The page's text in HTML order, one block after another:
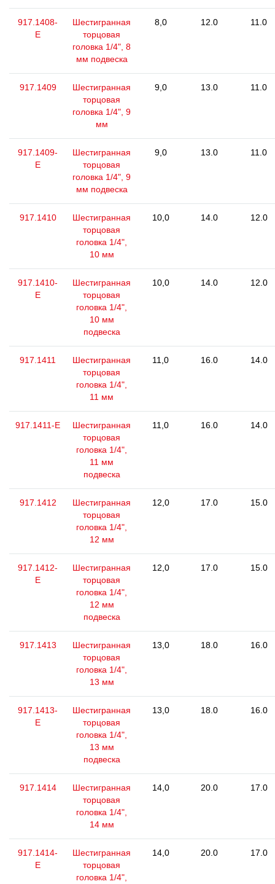
917.1408-
E
Шестигранная
торцовая
головка 1/4", 8
мм подвеска
8,0 12.0 11.0
917.1409
Шестигранная
торцовая
головка 1/4", 9
мм
9,0 13.0 11.0
917.1409-
E
Шестигранная
торцовая
головка 1/4", 9
мм подвеска
9,0 13.0 11.0
917.1410
Шестигранная
торцовая
головка 1/4",
10 мм
10,0 14.0 12.0
917.1410-
E
Шестигранная
торцовая
головка 1/4",
10 мм
подвеска
10,0 14.0 12.0
917.1411
Шестигранная
торцовая
головка 1/4",
11 мм
11,0 16.0 14.0
917.1411-E
Шестигранная
торцовая
головка 1/4",
11 мм
подвеска
11,0 16.0 14.0
917.1412
Шестигранная
торцовая
головка 1/4",
12 мм
12,0 17.0 15.0
917.1412-
E
Шестигранная
торцовая
головка 1/4",
12 мм
подвеска
12,0 17.0 15.0
917.1413
Шестигранная
торцовая
головка 1/4",
13 мм
13,0 18.0 16.0
917.1413-
E
Шестигранная
торцовая
головка 1/4",
13 мм
подвеска
13,0 18.0 16.0
917.1414
Шестигранная
торцовая
головка 1/4",
14 мм
14,0 20.0 17.0
917.1414-
E
Шестигранная
торцовая
головка 1/4",
14,0 20.0 17.0